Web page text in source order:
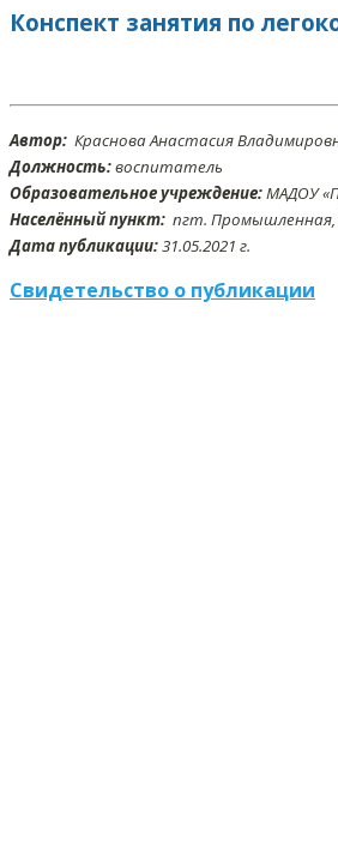
Конспект занятия по
Автор: Краснова Анастасия
Должность:воспитатель
Образовательное учреждение:МАДОУ
Населённый пункт: пгт. Промышленная,
Дата публикации:31.05.2021 г.
Свидетельство о публикации